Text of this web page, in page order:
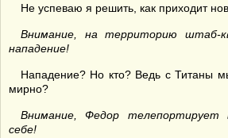
Не успеваю я решить, как приходит
Внимание, на территорию штаб-
нападение!
Нападение? Но кто? Ведь с Титаны
мирно?
Внимание, Федор телепортирует
себе!